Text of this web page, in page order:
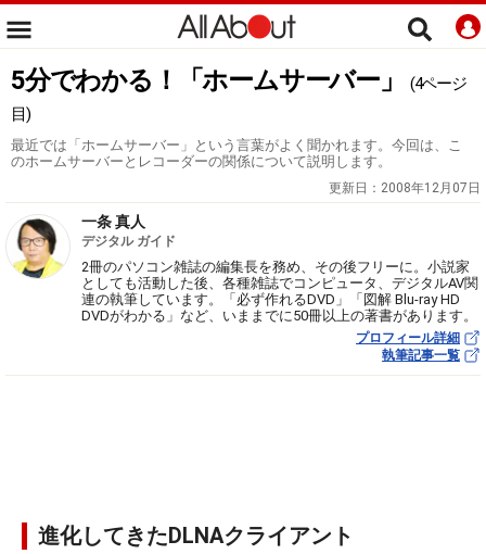
5分でわかる！「ホームサーバー」
(4ページ
目)
最近では「ホームサーバー」という言葉がよく聞かれます。今回は、こ
のホームサーバーとレコーダーの関係について説明します。
更新日： 2008年12月07日
一条 真人
デジタル ガイド
2冊のパソコン雑誌の編集長を務め、その後フリーに。小説家
としても活動した後、各種雑誌でコンピュータ、デジタルAV関
連の執筆しています。「必ず作れるDVD」「図解 Blu-ray HD
DVDがわかる」など、いままでに50冊以上の著書があります。
プロフィール詳細
執筆記事一覧
進化してきたDLNAクライアント